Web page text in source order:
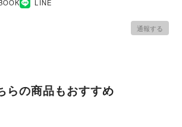
LINE
通報する
らの商品もおすすめ